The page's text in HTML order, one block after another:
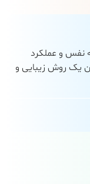
نفس و عملکرد
یک روش زیبایی و